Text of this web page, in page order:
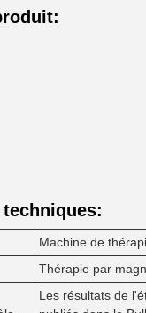
Machine de
Thérapie par
Les résultats de